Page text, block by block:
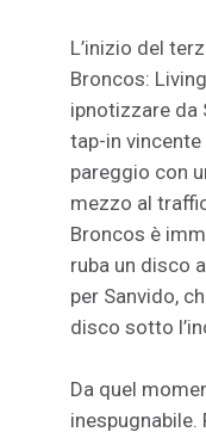
L’inizio del
Broncos:
ipnotizzare da
tap-in
pareggio con
mezzo al
Broncos è
ruba un disco
per Sanvido,
disco sotto
Da quel